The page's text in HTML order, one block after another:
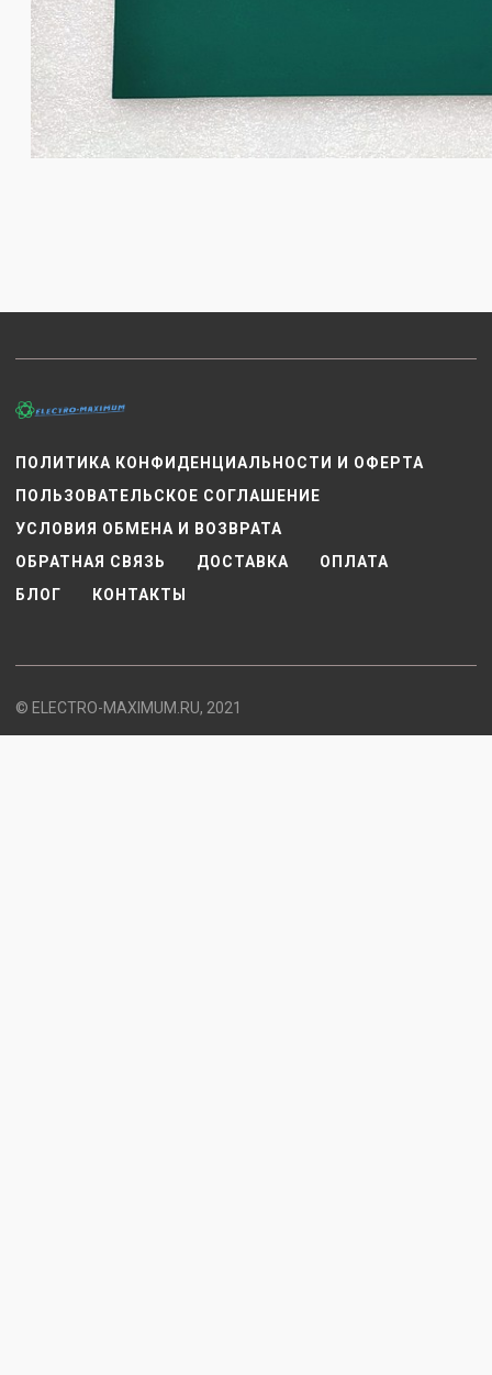
ПОЛИТИКА КОНФИДЕНЦИАЛЬНОСТИ И ОФЕРТА
ПОЛЬЗОВАТЕЛЬСКОЕ СОГЛАШЕНИЕ
УСЛОВИЯ ОБМЕНА И ВОЗВРАТА
ОБРАТНАЯ СВЯЗЬ
ДОСТАВКА
ОПЛАТА
БЛОГ
КОНТАКТЫ
© ELECTRO-MAXIMUM.RU, 2021